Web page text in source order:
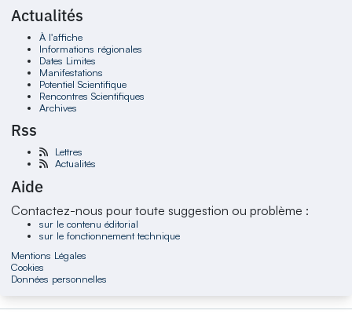
Actualités
À l'affiche
Informations régionales
Dates Limites
Manifestations
Potentiel Scientifique
Rencontres Scientifiques
Archives
Rss
Lettres
Actualités
Aide
Contactez-nous pour toute suggestion ou problème :
sur le contenu éditorial
sur le fonctionnement technique
Mentions Légales
Cookies
Données personnelles